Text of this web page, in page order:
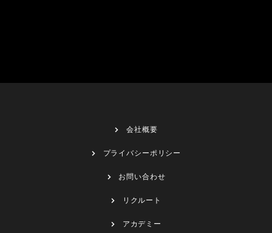
会社概要
プライバシーポリシー
お問い合わせ
リクルート
アカデミー